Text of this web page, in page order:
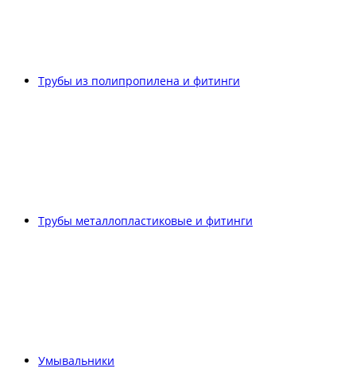
Трубы из полипропилена и фитинги
Трубы металлопластиковые и фитинги
Умывальники